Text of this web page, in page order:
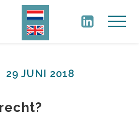
29 JUNI 2018